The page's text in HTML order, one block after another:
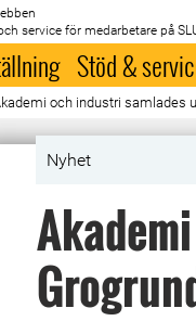
service för medarbetare på
Stöd &
och industri samlades
Nyhet